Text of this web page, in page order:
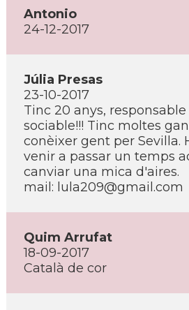
Antonio
24-12-2017
Júlia Presas
23-10-2017
Tinc 20 anys,
sociable!!! Tinc moltes
conèixer gent per Sevilla.
venir a passar un temps
canviar una mica d'aires.
mail: lula209@gmail.com
Quim Arrufat
18-09-2017
Català de cor